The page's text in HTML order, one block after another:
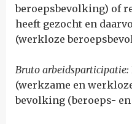
beroepsbevolking) of
heeft gezocht en
(werkloze
Bruto arbeidsparticipatie:
(werkzame en
bevolking (beroeps-